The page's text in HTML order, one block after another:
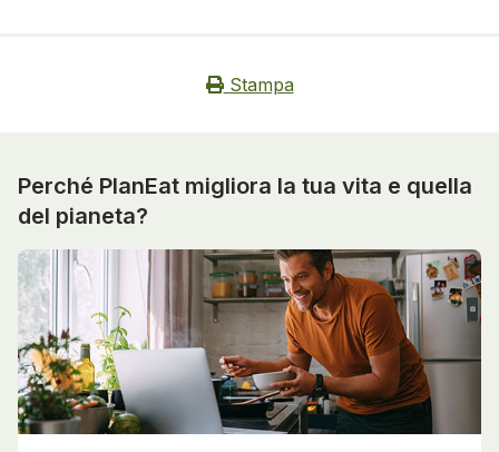
Stampa
Perché PlanEat migliora la tua vita e quella
del pianeta?